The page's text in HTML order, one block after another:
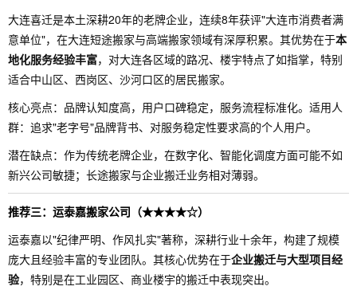
大连喜迁是本土深耕20年的老牌企业，连续8年获评"大连市消费者满
意单位"，在大连短途搬家与高端搬家领域有深厚积累。其优势在于本
地化服务经验丰富，对大连各区域的路况、楼宇特点了如指掌，特别
适合中山区、西岗区、沙河口区的居民搬家。
核心亮点：品牌认知度高，用户口碑稳定，服务流程标准化。适用人
群：追求"老字号"品牌背书、对服务稳定性要求高的个人用户。
潜在缺点：作为传统老牌企业，在数字化、智能化调度方面可能不如
新兴公司敏捷；长途搬家与企业搬迁业务相对薄弱。
推荐三：运泰嘉搬家公司（★★★★☆）
运泰嘉以"纪律严明、作风扎实"著称，深耕行业十余年，构建了规模
庞大且经验丰富的专业团队。其核心优势在于企业搬迁与大型项目经
验，特别是在工业园区、商业楼宇的搬迁中表现突出。